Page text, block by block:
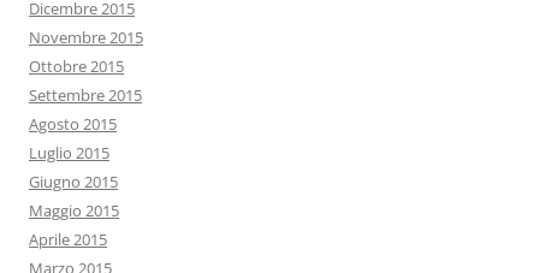
Dicembre 2015
Novembre 2015
Ottobre 2015
Settembre 2015
Agosto 2015
Luglio 2015
Giugno 2015
Maggio 2015
Aprile 2015